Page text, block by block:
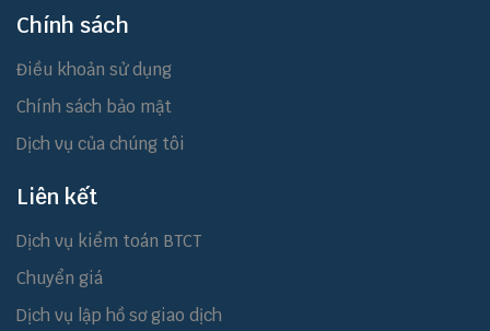
Chính sách
Điều khoản sử dụng
Chính sách bảo mật
Dịch vụ của chúng tôi
Liên kết
Dịch vụ kiểm toán BTCT
Chuyển giá
Dịch vụ lập hồ sơ giao dịch